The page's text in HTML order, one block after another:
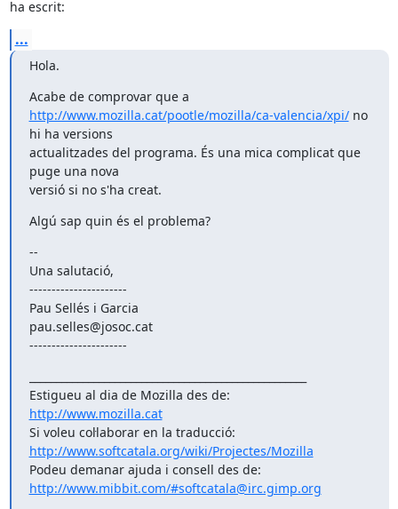
ha escrit:
...
Hola.
http://www.mozilla.cat/pootle/mozilla/ca-valencia/xpi/ no
hi ha versions
actualitzades del programa. És una mica complicat que
puge una nova
versió si no s'ha creat.
Algú sap quin és el problema?
--
Una salutació,
----------------------
Pau Sellés i Garcia
pau.selles@josoc.cat
----------------------
http://www.mozilla.cat
http://www.softcatala.org/wiki/Projectes/Mozilla
http://www.mibbit.com/#softcatala@irc.gimp.org